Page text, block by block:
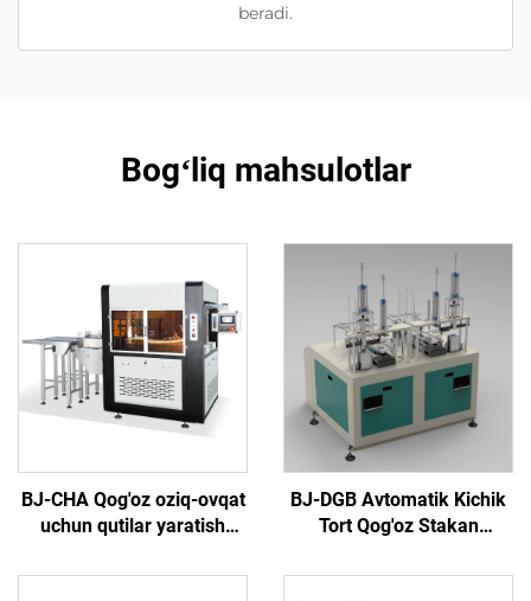
beradi.
Bogʻliq mahsulotlar
BJ-CHA Qog'oz oziq-ovqat
uchun qutilar yaratish
BJ-DGB Avtomatik Kichik
Tort Qog'oz Stakan